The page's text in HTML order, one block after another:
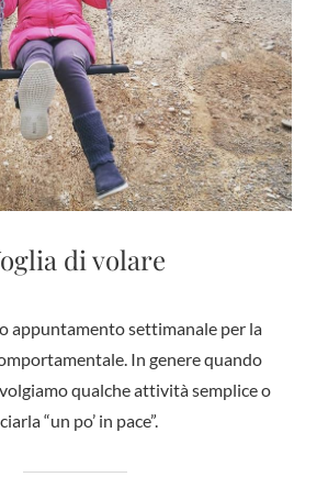
di volare
appuntamento settimanale per la
In genere quando
qualche attività semplice o
“un po’ in pace”.